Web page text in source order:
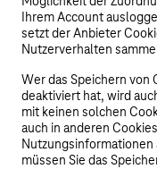
Ihrem Account
setzt der Anbieter
Nutzerverhalten
Wer das Speichern von
deaktiviert hat, wird
mit keinen solchen
auch in anderen
Nutzungsinformationen
müssen Sie das